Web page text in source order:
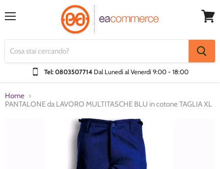
Tel: 0803507714 Dal Lunedì al Venerdì9:00 - 18:00
Home
PANTALONE da LAVORO MULTITASCHE BLU in cotone TAGLIA XL